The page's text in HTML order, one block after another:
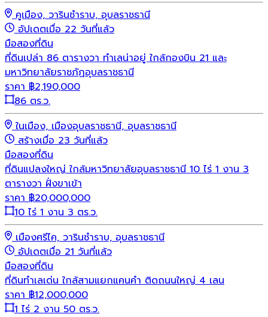
คูเมือง, วารินชำราบ, อุบลราชธานี
อัปเดตเมื่อ 22 วันที่แล้ว
มือสองที่ดิน
ที่ดินเปล่า 86 ตารางวา ทำเลน่าอยู่ ใกล้กองบิน 21 และ
มหาวิทยาลัยราชภัฏอุบลราชธานี
ราคา ฿2,190,000
86 ตร.ว.
ในเมือง, เมืองอุบลราชธานี, อุบลราชธานี
สร้างเมื่อ 23 วันที่แล้ว
มือสองที่ดิน
ที่ดินแปลงใหญ่ ใกล้มหาวิทยาลัยอุบลราชธานี 10 ไร่ 1 งาน 3
ตารางวา ฝั่งขาเข้า
ราคา ฿20,000,000
10 ไร่ 1 งาน 3 ตร.ว.
เมืองศรีไค, วารินชำราบ, อุบลราชธานี
อัปเดตเมื่อ 21 วันที่แล้ว
มือสองที่ดิน
ที่ดินทำเลเด่น ใกล้สามแยกแคนคำ ติดถนนใหญ่ 4 เลน
ราคา ฿12,000,000
1 ไร่ 2 งาน 50 ตร.ว.